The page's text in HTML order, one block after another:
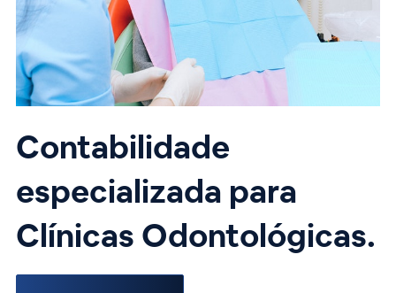
Contabilidade
especializada para
Clínicas Odontológicas.